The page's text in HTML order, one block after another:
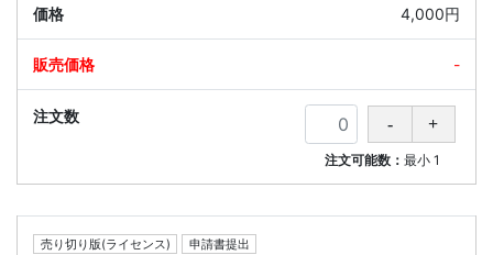
4,000円
-
注文可能数：最小 1
売り切り版(ライセンス) 申請書提出